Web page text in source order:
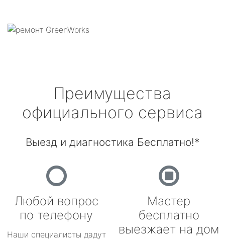
Преимущества
официального сервиса
Выезд и диагностика Бесплатно!*
Любой вопрос
по телефону
Наши специалисты дадут
Мастер
бесплатно
выезжает на дом